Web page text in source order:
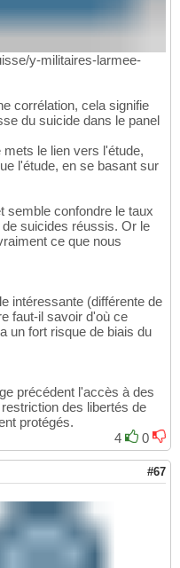
y-militaires-larmee-
corrélation, cela signifie
du suicide dans le panel
le lien vers l'étude,
l'étude, en se basant sur
semble confondre le taux
suicides réussis. Or le
ce que nous
intéressante (différente de
faut-il savoir d'où ce
un fort risque de biais du
précédent l'accès à des
des libertés de
protégés.
4
0
#67